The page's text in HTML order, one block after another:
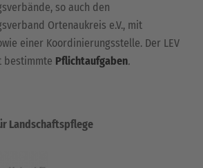
so auch den
Ortenaukreis e.V., mit
einer Koordinierungsstelle. Der LEV
bestimmte Pflichtaufgaben.
Landschaftspflege